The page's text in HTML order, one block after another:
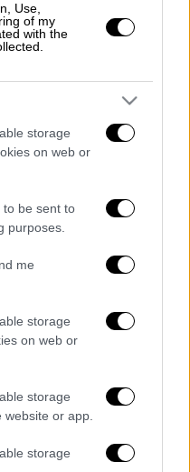
Use,
of my
with the
storage
on web or
to be sent to
purposes.
me
storage
on web or
storage
website or app.
storage
από την έκρηξη.
έσβησαν
που άναψαν από
ταυτόχρονα
για τους
εξετάζεται και
τόσο του Α.Τ.
γύρω
Μέσι: Πέθανε στα 68
διάσωσης - 254 πολίτες
διά θαλάσσης